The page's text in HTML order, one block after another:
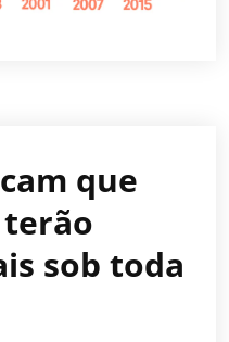
que
terão
sob toda